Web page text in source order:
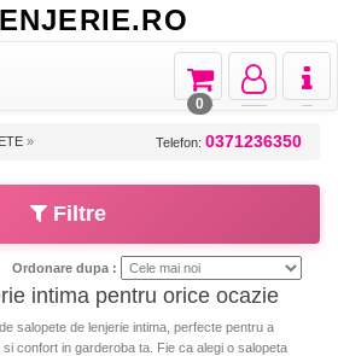
Toggle
Toggle
navigation
Toggle
navigation
0
» Telefon: 0371236350
Filtre
Ordonare dupa :
intima pentru orice ocazie
salopete de lenjerie intima, perfecte pentru a
confort in garderoba ta. Fie ca alegi o salopeta